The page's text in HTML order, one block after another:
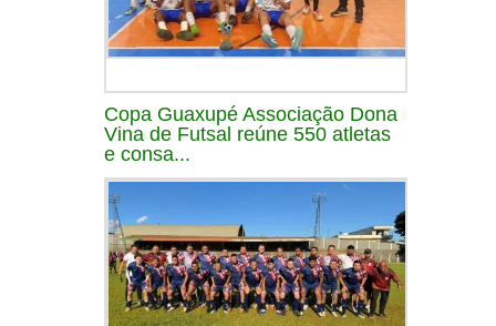
Copa Guaxupé Associação Dona
Vina de Futsal reúne 550 atletas
e consa...